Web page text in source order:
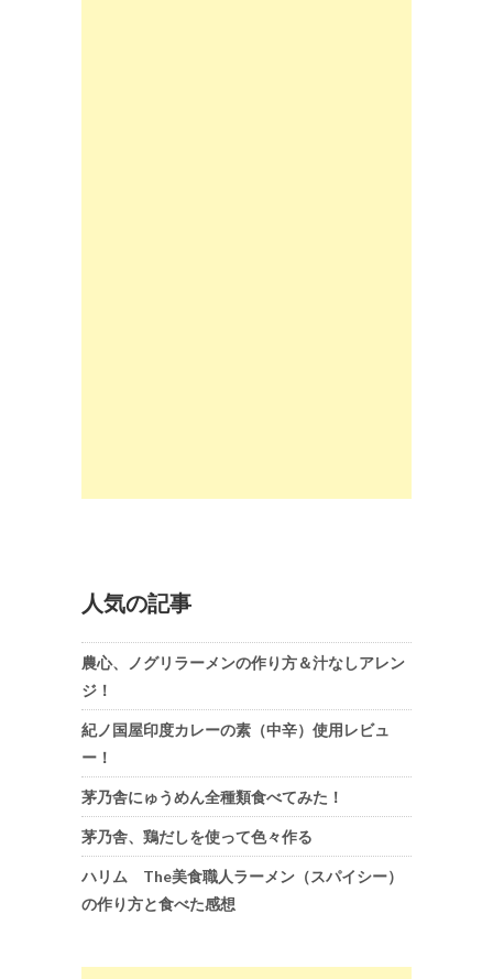
人気の記事
農心、ノグリラーメンの作り方＆汁なしアレン
ジ！
紀ノ国屋印度カレーの素（中辛）使用レビュ
ー！
茅乃舎にゅうめん全種類食べてみた！
茅乃舎、鶏だしを使って色々作る
ハリム The美食職人ラーメン（スパイシー）
の作り方と食べた感想